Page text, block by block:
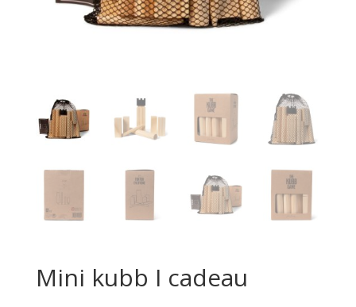
Mini kubb I cadeau